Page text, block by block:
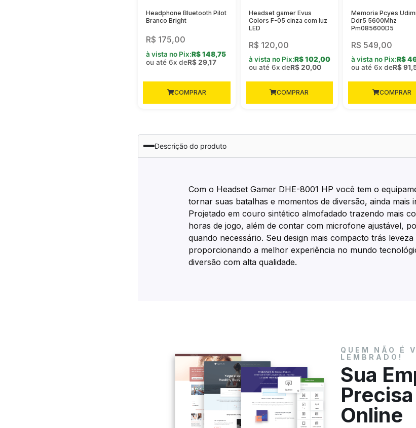
Headphone Bluetooth Pilot
Branco Bright
R$ 175,00
à vista no Pix:R$148,75
ou até 6x deR$29,17
COMPRAR
Headset gamer Evus
Colors F-05 cinza com luz
LED
R$ 120,00
à vista no Pix:R$102,00
ou até 6x deR$20,00
COMPRAR
Memoria Pcyes
Ddr5 5600Mhz
Pm085600D5
R$ 549,00
à vista no Pix:R$
ou até 6x deR$
COMPRAR
Descrição do produto
Com o Headset Gamer DHE-8001 HP você tem o
tornar suas batalhas e momentos de diversão, ainda mais
Projetado em couro sintético almofadado trazendo mais
horas de jogo, além de contar com microfone ajustável,
quando necessário. Seu design mais compacto trás
proporcionando a melhor experiência no mundo
diversão com alta qualidade.
QUEM NÃO É
LEMBRADO!
Sua
Online